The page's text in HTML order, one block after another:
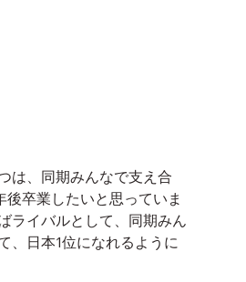
は、同期みんなで支え合
卒業したいと思っていま
ライバルとして、同期みん
、日本1位になれるように